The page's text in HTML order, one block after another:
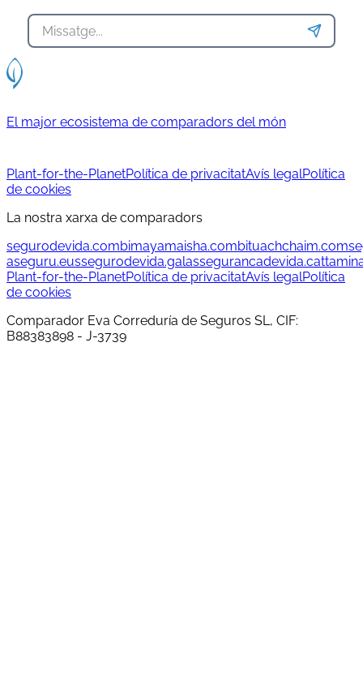
El major ecosistema de comparadors del món
Plant-for-the-PlanetPolítica de privacitatAvís legalPolítica
de cookies
La nostra xarxa de comparadors
segurodevida.combimayamaisha.combituachchaim.com
aseguru.eussegurodevida.galassegurancadevida.cat
Plant-for-the-PlanetPolítica de privacitatAvís legalPolítica
de cookies
Comparador Eva Correduría de Seguros SL, CIF:
B88383898 - J-3739